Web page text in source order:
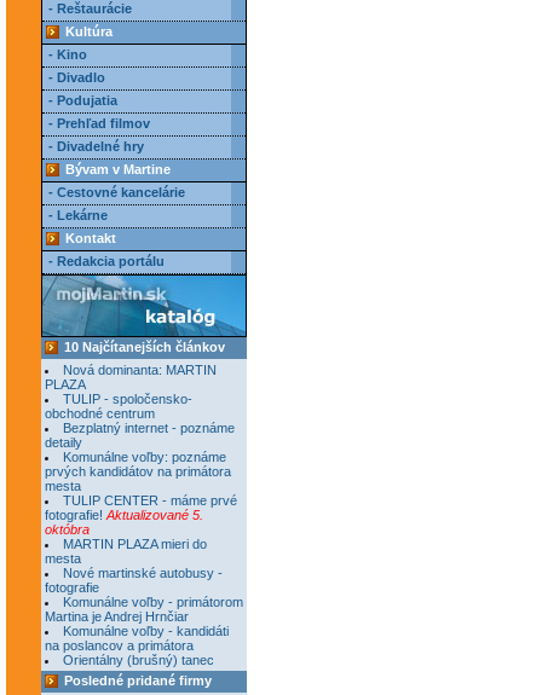
- Reštaurácie
Kultúra
- Kino
- Divadlo
- Podujatia
- Prehľad filmov
- Divadelné hry
Bývam v Martine
- Cestovné kancelárie
- Lekárne
Kontakt
- Redakcia portálu
10 Najčítanejších článkov
Nová dominanta: MARTIN
PLAZA
TULIP - spoločensko-
obchodné centrum
Bezplatný internet - poznáme
detaily
Komunálne voľby: poznáme
prvých kandidátov na primátora
mesta
TULIP CENTER - máme prvé
fotografie! Aktualizované 5.
októbra
MARTIN PLAZA mieri do
mesta
Nové martinské autobusy -
fotografie
Komunálne voľby - primátorom
Martina je Andrej Hrnčiar
Komunálne voľby - kandidáti
na poslancov a primátora
Orientálny (brušný) tanec
Posledné pridané firmy